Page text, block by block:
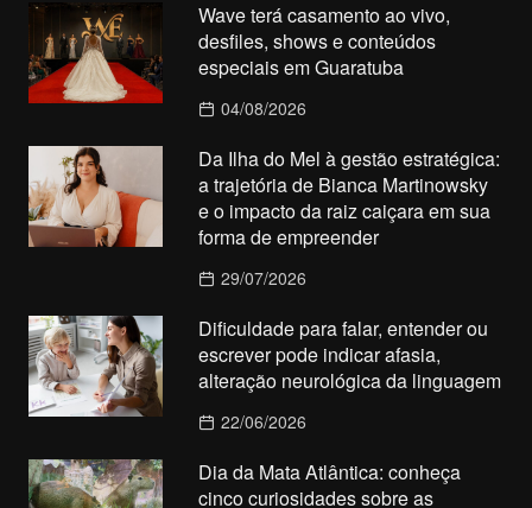
Wave terá casamento ao vivo,
desfiles, shows e conteúdos
especiais em Guaratuba
04/08/2026
Da Ilha do Mel à gestão estratégica:
a trajetória de Bianca Martinowsky
e o impacto da raiz caiçara em sua
forma de empreender
29/07/2026
Dificuldade para falar, entender ou
escrever pode indicar afasia,
alteração neurológica da linguagem
22/06/2026
Dia da Mata Atlântica: conheça
cinco curiosidades sobre as